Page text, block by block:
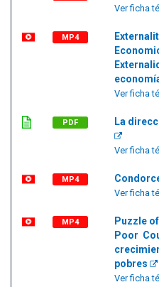
Ver ficha
MP4
Ver ficha
PDF La
Ver ficha
MP4
Ver ficha
MP4
Puzzle
Poor
pobres
Ver ficha